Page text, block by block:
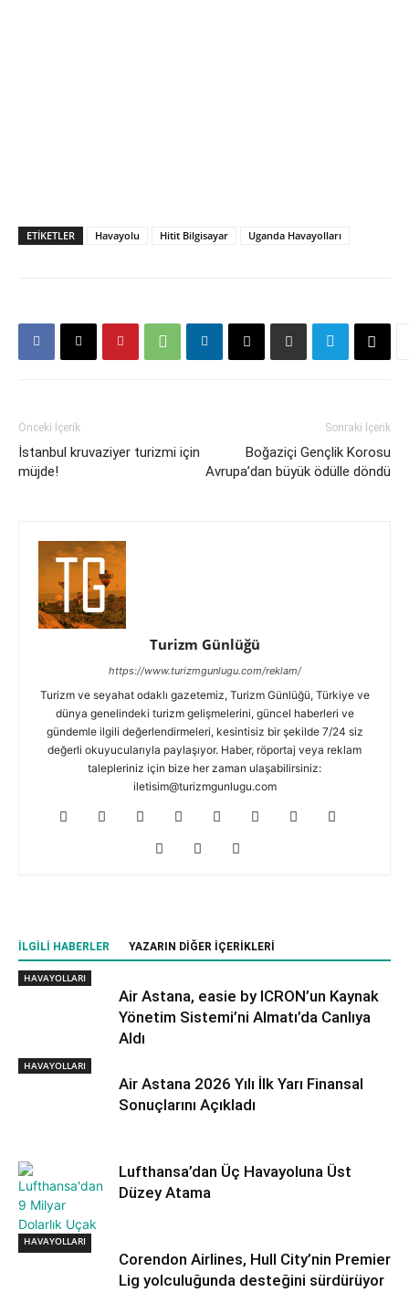
ETIKETLER Havayolu Hitit Bilgisayar Uganda Havayolları
Önceki İçerik
İstanbul kruvaziyer turizmi için
müjde!
Sonraki İçerik
Boğaziçi Gençlik Korosu
Avrupa’dan büyük ödülle döndü
Turizm Günlüğü
https://www.turizmgunlugu.com/reklam/
Turizm ve seyahat odaklı gazetemiz, Turizm Günlüğü, Türkiye ve
dünya genelindeki turizm gelişmelerini, güncel haberleri ve
gündemle ilgili değerlendirmeleri, kesintisiz bir şekilde 7/24 siz
değerli okuyucularıyla paylaşıyor. Haber, röportaj veya reklam
talepleriniz için bize her zaman ulaşabilirsiniz:
iletisim@turizmgunlugu.com
İLGILI HABERLER YAZARIN DIĞER İÇERIKLERI
HAVAYOLLARI
Air Astana, easie by ICRON’un Kaynak
Yönetim Sistemi’ni Almatı’da Canlıya
Aldı
HAVAYOLLARI
Air Astana 2026 Yılı İlk Yarı Finansal
Sonuçlarını Açıkladı
HAVAYOLLARI
Lufthansa’dan Üç Havayoluna Üst
Düzey Atama
HAVAYOLLARI
Corendon Airlines, Hull City’nin Premier
Lig yolculuğunda desteğini sürdürüyor